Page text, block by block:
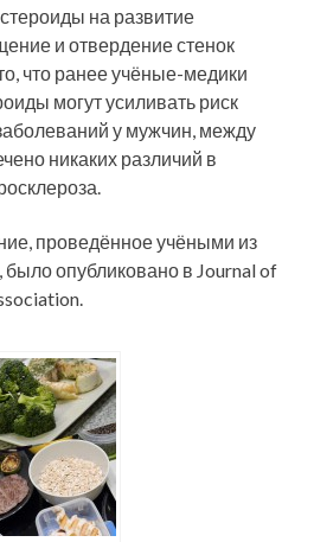
на развитие
и отвердение стенок
что ранее учёные-медики
могут усиливать риск
у мужчин, между
никаких различий в
проведённое учёными из
опубликовано в Journal of